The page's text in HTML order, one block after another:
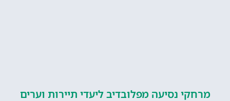
נסיעה מפלובדיב ליעדי תיירות וערים